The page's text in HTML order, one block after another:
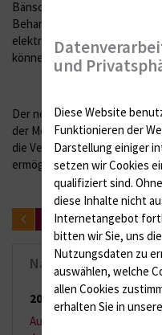
Bänsch vor eineinhalb Jahren
Behandlungen
elektrophysiologischen
können“, so Professor
Der neue Behandlungsplatz
der Medizinischen Fakultät
die Verarbeitung von
ermöglicht.
zurück
Nachrichten-Archiv
2026(65 Einträge)
August 2026
und
Diese Website
Funktionieren der
Darstellung einiger
setzen wir Cookies
qualifiziert sind.
diese Inhalte nicht
Internetangebot
bitten wir Sie, uns
Nutzungsdaten zu
auswählen, welche
allen Cookies
erhalten Sie in